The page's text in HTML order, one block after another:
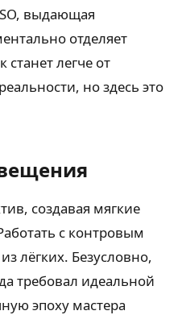
выдающая
отделяет
легче от
но здесь это
создавая мягкие
с контровым
лёгких. Безусловно,
требовал идеальной
эпоху мастера